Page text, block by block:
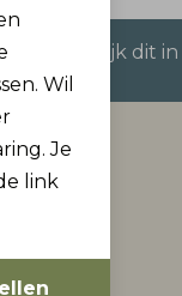
Bekijk dit
vanaf €50
Wil
Je
link